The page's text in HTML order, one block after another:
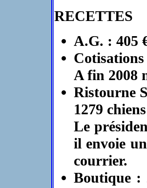
RECETTES
A.G. : 405
A fin 2008
Ristourne
1279
Le
il envoie
courrier.
Boutique :